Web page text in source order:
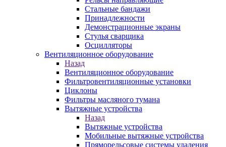
Стальные бандажи
Принадлежности
Демонстрационные экраны
Стулья сварщика
Осцилляторы
Вентиляционное оборудование
Назад
Вентиляционное оборудование
Фильтровентиляционные установки
Циклоны
Фильтры масляного тумана
Вытяжные устройства
Назад
Вытяжные устройства
Мобильные вытяжные устройства
Пряморельсовые системы удаления